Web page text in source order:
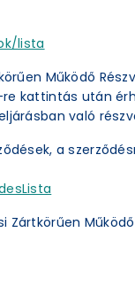
lista
Működő
re kattintás után
való
a
Zártkörűen